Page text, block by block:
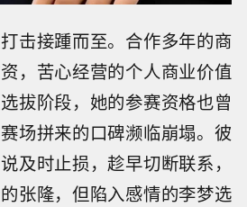
击接踵而至。合作多年的商
，苦心经营的个人商业价值
拔阶段，她的参赛资格也曾
场拼来的口碑濒临崩塌。彼
及时止损，趁早切断联系，
张隆，但陷入感情的李梦选